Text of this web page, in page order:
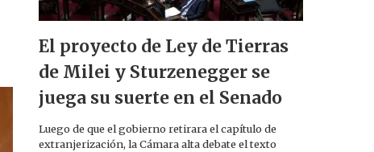
El proyecto de Ley de Tierras
de Milei y Sturzenegger se
juega su suerte en el Senado
Luego de que el gobierno retirara el capítulo de
extranjerización, la Cámara alta debate el texto